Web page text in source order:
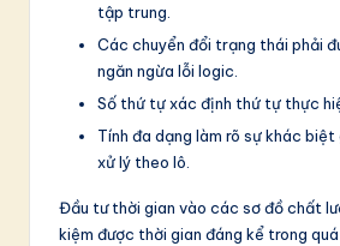
tập trung.
Các chuyển đổi trạng thái phải
ngăn ngừa lỗi logic.
Số thứ tự xác định thứ tự thực
Tính đa dạng làm rõ sự khác biệt
xử lý theo lô.
Đầu tư thời gian vào các sơ đồ chất
kiệm được thời gian đáng kể trong